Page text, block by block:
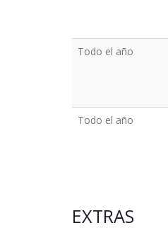
Todo el año
Todo el año
EXTRAS